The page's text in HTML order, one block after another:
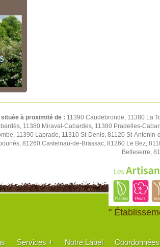
à proximité de : 11390 Caudebronde, 11380 La
11380 Miraval-Cabardes, 11380 Pradelles-
11390 Laprade, 11310 St-Denis, 81120 St-
81260 Castelnau-de-Brassac, 81260 Le Bez,
Belleserre,
"
Services + Notre Label